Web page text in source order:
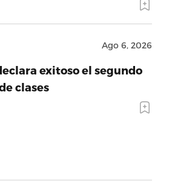
Ago 6, 2026
exitoso el segundo
clases